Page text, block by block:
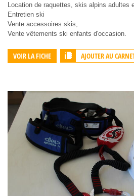
Location de raquettes, skis alpins adultes
Entretien ski
Vente accessoires skis,
Vente vêtements ski enfants d'occasion.
VOIR LA FICHE AJOUTER AU